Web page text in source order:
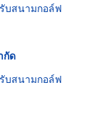
บสนามกอล์ฟ
กัด
บสนามกอล์ฟ